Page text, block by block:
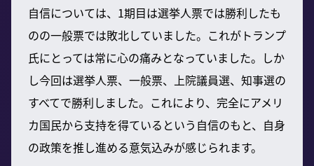
自信については、1期目は選挙人票では勝利したも
のの一般票では敗北していました。これがトランプ
氏にとっては常に心の痛みとなっていました。しか
し今回は選挙人票、一般票、上院議員選、知事選の
すべてで勝利しました。これにより、完全にアメリ
カ国民から支持を得ているという自信のもと、自身
の政策を推し進める意気込みが感じられます。